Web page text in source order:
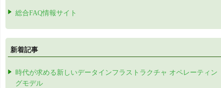
総合FAQ情報サイト
新着記事
時代が求める新しいデータインフラストラクチャ オペレーティン
グモデル